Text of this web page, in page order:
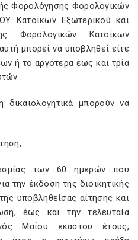
Φορολόγησης Φορολογικών
Κατοίκων Εξωτερικού και
Φορολογικών Κατοίκων
μπορεί να υποβληθεί είτε
ή το αργότερα έως και τρία
.
δικαιολογητικά μπορούν να
των 60 ημερών που
την έκδοση της διοικητικής
υποβληθείσας αίτησης και
έως και την τελευταία
Μαΐου εκάστου έτους,